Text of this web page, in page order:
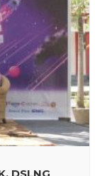
DSLNG